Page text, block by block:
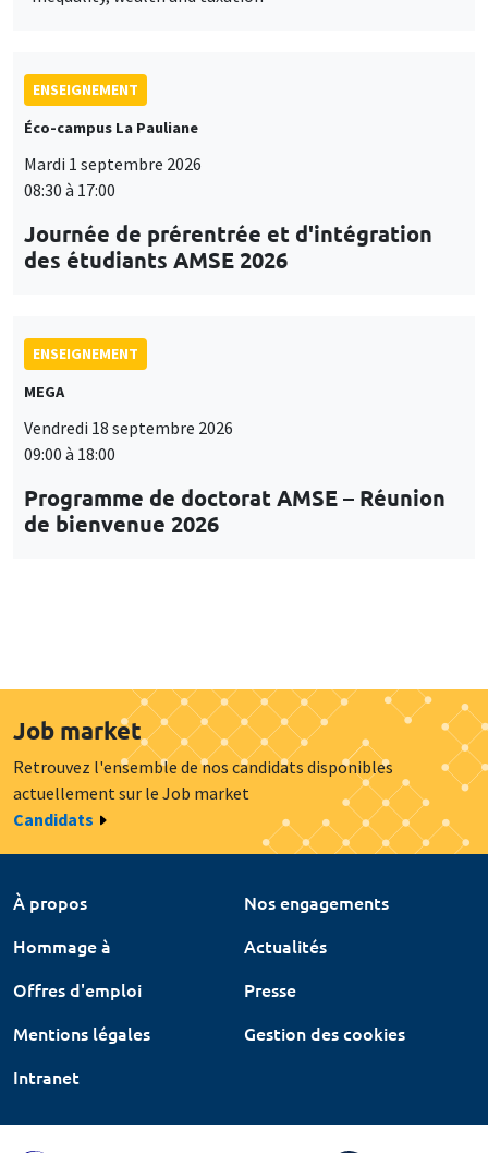
ENSEIGNEMENT
Éco-campus La Pauliane
Mardi 1 septembre 2026
08:30 à 17:00
Journée de prérentrée et d'intégration
des étudiants AMSE 2026
ENSEIGNEMENT
MEGA
Vendredi 18 septembre 2026
09:00 à 18:00
Programme de doctorat AMSE – Réunion
de bienvenue 2026
Job market
Retrouvez l'ensemble de nos candidats disponibles
actuellement sur le Job market
Candidats
À propos
Nos engagements
Hommage à
Actualités
Offres d'emploi
Presse
Mentions légales
Gestion des cookies
Intranet